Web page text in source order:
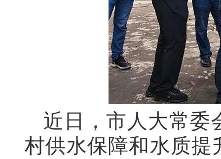
近日，市人大常委
村供水保障和水质提